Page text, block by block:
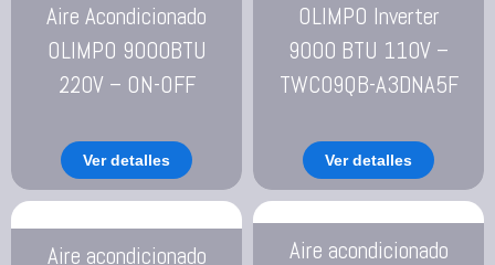
Aire Acondicionado
OLIMPO 9000BTU
220V – ON-OFF
Ver detalles
OLIMPO Inverter
9000 BTU 110V –
TWC09QB-A3DNA5F
Ver detalles
Aire acondicionado
Aire acondicionado